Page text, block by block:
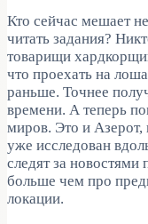
Кто сейчас мешает
читать задания?
товарищи
что проехать на
раньше. Точнее
времени. А теперь
миров. Это и
уже исследован
следят за
больше чем про
локации.